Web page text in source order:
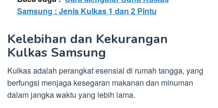
Samsung : Jenis Kulkas 1 dan 2 Pintu
Kelebihan dan Kekurangan
Kulkas Samsung
Kulkas adalah perangkat esensial di rumah tangga, yang
berfungsi menjaga kesegaran makanan dan minuman
dalam jangka waktu yang lebih lama.